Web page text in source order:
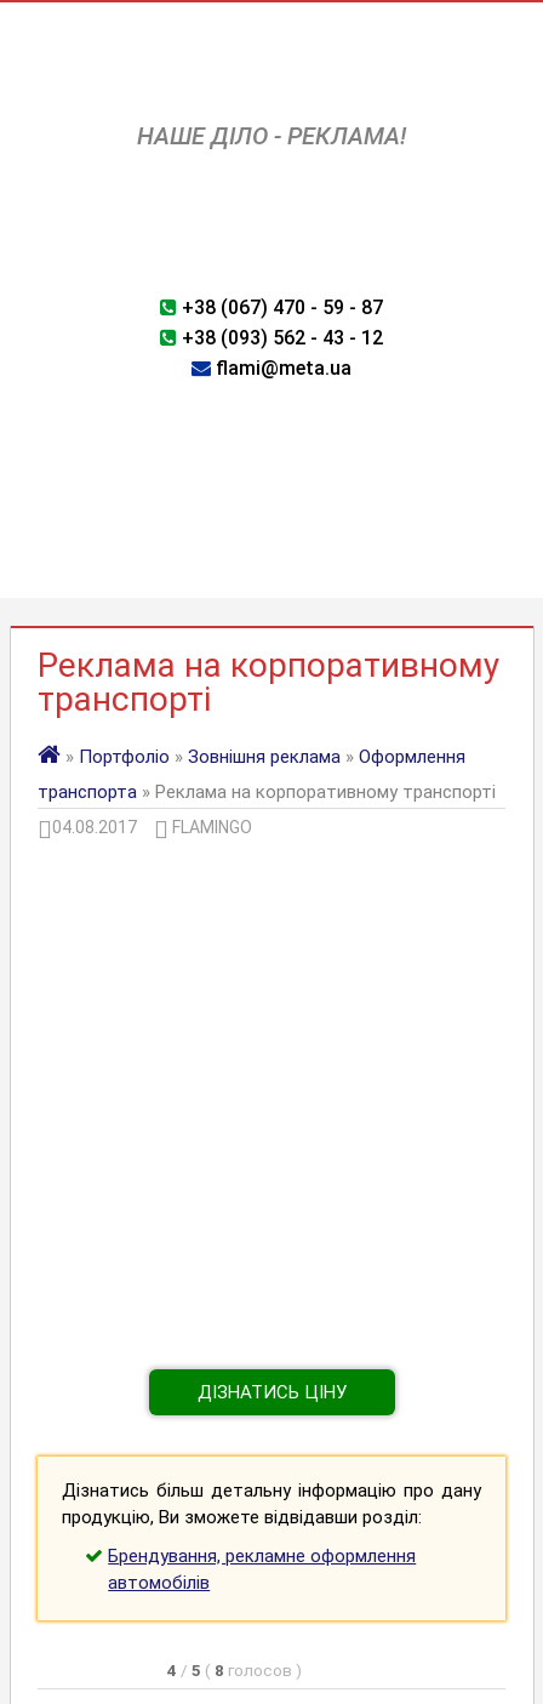
НАШЕ ДІЛО - РЕКЛАМА!
+38 (067) 470 - 59 - 87
+38 (093) 562 - 43 - 12
flami@meta.ua
Реклама на корпоративному
транспорті
» Портфоліо » Зовнішня реклама » Оформлення
транспорта » Реклама на корпоративному транспорті
04.08.2017 FLAMINGO
ДІЗНАТИСЬ ЦІНУ
Дізнатись більш детальну інформацію про дану
продукцію, Ви зможете відвідавши розділ:
Брендування, рекламне оформлення
автомобілів
4 / 5 ( 8 голосов )